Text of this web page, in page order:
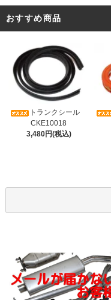
おすすめ商品
トランクシール
CKE10018
3,480円(税込)